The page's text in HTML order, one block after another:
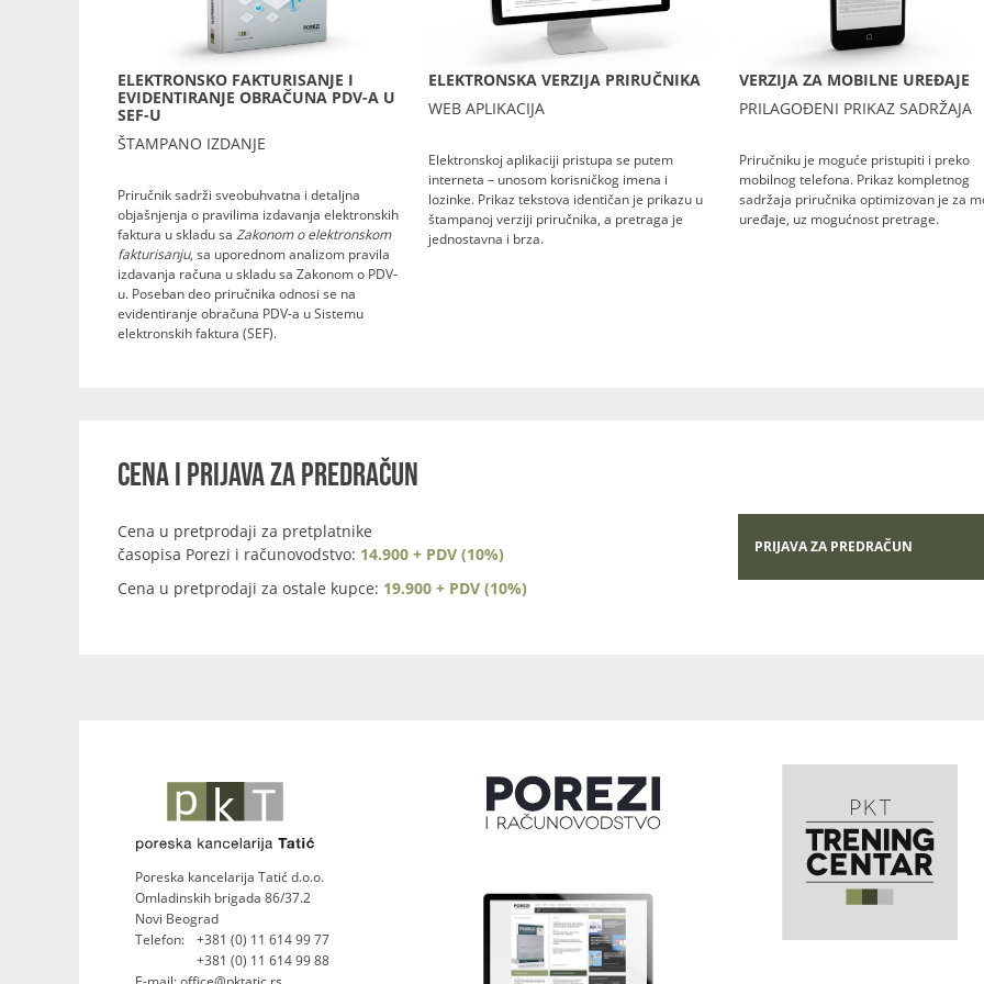
ELEKTRONSKO FAKTURISANJE I
EVIDENTIRANJE OBRAČUNA PDV-A U
SEF-U
ŠTAMPANO IZDANJE
Priručnik sadrži sveobuhvatna i detaljna
objašnjenja o pravilima izdavanja elektronskih
faktura u skladu sa Zakonom o elektronskom
fakturisanju, sa uporednom analizom pravila
izdavanja računa u skladu sa Zakonom o PDV-
u. Poseban deo priručnika odnosi se na
evidentiranje obračuna PDV-a u Sistemu
elektronskih faktura (SEF).
ELEKTRONSKA VERZIJA PRIRUČNIKA
WEB APLIKACIJA
Elektronskoj aplikaciji pristupa se putem
interneta – unosom korisničkog imena i
lozinke. Prikaz tekstova identičan je prikazu u
štampanoj verziji priručnika, a pretraga je
jednostavna i brza.
VERZIJA ZA MOBILNE UREĐAJE
PRILAGOĐENI PRIKAZ SADRŽAJA
Priručniku je moguće pristupiti i preko
mobilnog telefona. Prikaz kompletnog
sadržaja priručnika optimizovan je za
uređaje, uz mogućnost pretrage.
CENA I PRIJAVA ZA PREDRAČUN
Cena u pretprodaji za pretplatnike
časopisa Porezi i računovodstvo: 14.900 + PDV (10%)
Cena u pretprodaji za ostale kupce: 19.900 + PDV (10%)
PRIJAVA ZA PREDRAČUN
Poreska kancelarija Tatić d.o.o.
Omladinskih brigada 86/37.2
Novi Beograd
Telefon:
+381 (0) 11 614 99 77
+381 (0) 11 614 99 88